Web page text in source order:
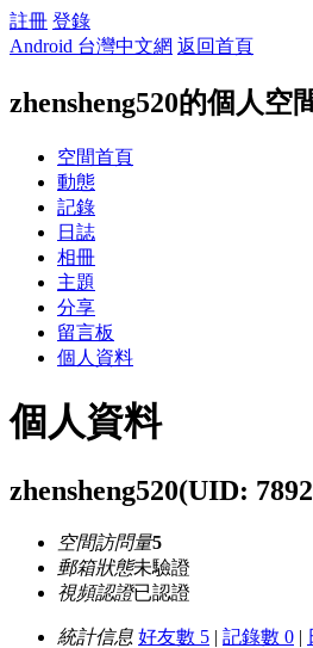
註冊 登錄
Android 台灣中文網 返回首頁
zhensheng520的個人空
空間首頁
動態
記錄
日誌
相冊
主題
分享
留言板
個人資料
個人資料
zhensheng520(UID:
空間訪問量5
郵箱狀態未驗證
視頻認證已認證
統計信息 好友數 5 | 記錄數 0 |